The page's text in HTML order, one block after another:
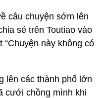
câu chuyện sớm lên
sẻ trên Toutiao vào
“Chuyện này không có
lên các thành phố lớn
cưới chồng mình khi